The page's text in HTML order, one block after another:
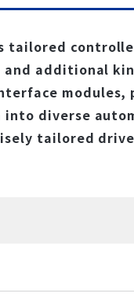
tailored
additional
modules,
diverse
tailored